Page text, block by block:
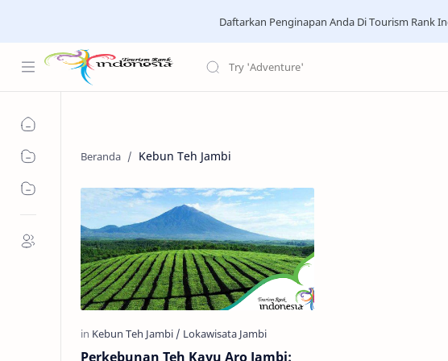
Daftarkan Penginapan Anda Di Tourism Rank
Kebun Teh Jambi
Perkebunan Teh Kayu Aro Jambi: